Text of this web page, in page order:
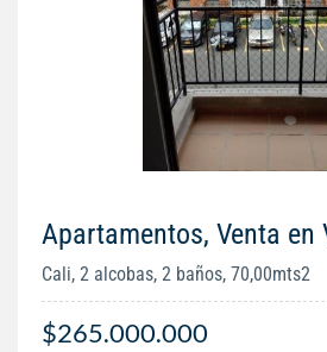
Apartamentos, Venta en
Cali, 2 alcobas, 2 baños, 70,00mts2
$265.000.000